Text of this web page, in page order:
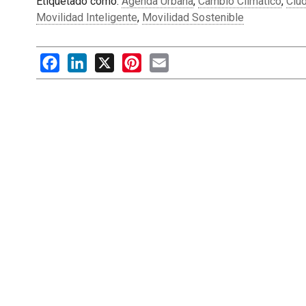
Movilidad Inteligente, Movilidad Sostenible
FacebookLinkedIn
X PinterestEmail